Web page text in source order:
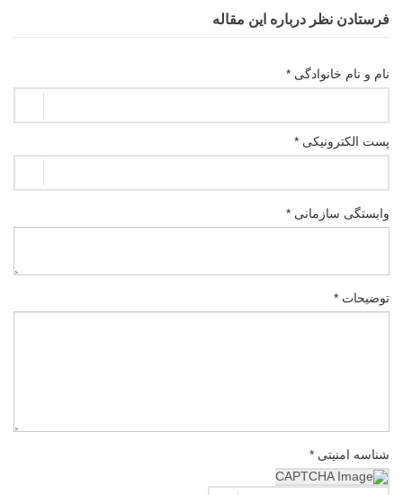
فرستادن نظر درباره این مقاله
نام و نام خانوادگی *
پست الکترونیکی *
وابستگی سازمانی *
توضیحات *
شناسه امنیتی *